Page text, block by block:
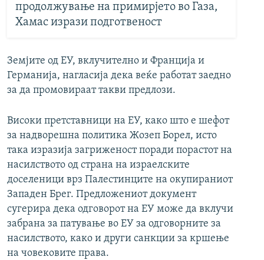
продолжување на примирјето во Газа,
Хамас изрази подготвеност
Земјите од ЕУ, вклучително и Франција и
Германија, нагласија дека веќе работат заедно
за да промовираат такви предлози.
Високи претставници на ЕУ, како што е шефот
за надворешна политика Жозеп Борел, исто
така изразија загриженост поради порастот на
насилството од страна на израелските
доселеници врз Палестинците на окупираниот
Западен Брег. Предложениот документ
сугерира дека одговорот на ЕУ може да вклучи
забрана за патување во ЕУ за одговорните за
насилството, како и други санкции за кршење
на човековите права.